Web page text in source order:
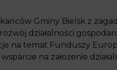
Gminy Bielsk z
działalności
na temat Funduszy
na założenie